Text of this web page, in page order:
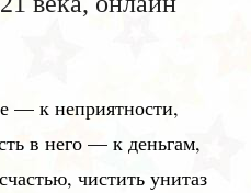
— к неприятности,
в него — к деньгам,
чистить унитаз